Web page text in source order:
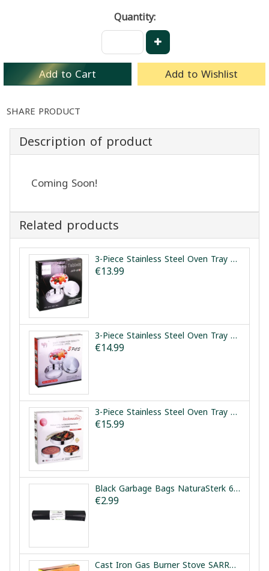
Quantity:
Add to Cart Add to Wishlist
SHARE PRODUCT
Description of product
Coming Soon!
Related products
3-Piece Stainless Steel Oven Tray Set Leybecks 28/32/36cm | طقم صواني فرن ستانلس ستيل 3 قطع ليبكس 28/32/36سم
€13.99
3-Piece Stainless Steel Oven Tray Set 28/32/36cm | طقم صواني فرن ستانلس ستيل 3 قطع 28/32/36سم
€14.99
3-Piece Stainless Steel Oven Tray Set Kochmaster Platinum | طقم صواني فرن ستانلس ستيل 3 قطع كوش ماستر بلاتينيوم
€15.99
Black Garbage Bags NaturaSterk 60x80cm 20 Pieces | أكياس قمامة سوداء ناتشوراسترك 60*80 سم 20 قطعة
€2.99
Cast Iron Gas Burner Stove SARRA | موقد غاز حديد سارا